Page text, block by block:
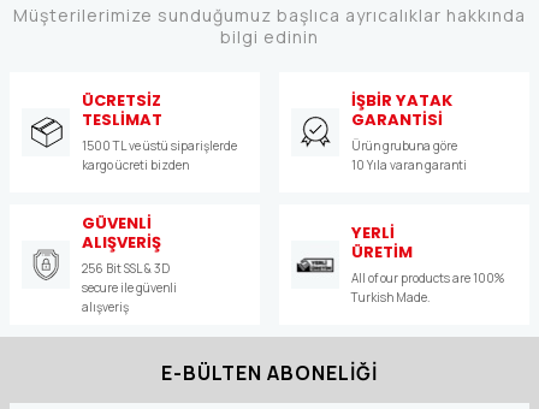
Müşterilerimize sunduğumuz başlıca ayrıcalıklar hakkında
bilgi edinin
ÜCRETSİZ
TESLİMAT
1500 TL ve üstü siparişlerde
kargo ücreti bizden
İŞBİR YATAK
GARANTİSİ
Ürün grubuna göre
10 Yıla varan garanti
GÜVENLİ
ALIŞVERİŞ
256 Bit SSL & 3D
secure ile güvenli
alışveriş
YERLİ
ÜRETİM
All of our products are 100%
Turkish Made.
E-BÜLTEN ABONELİĞİ